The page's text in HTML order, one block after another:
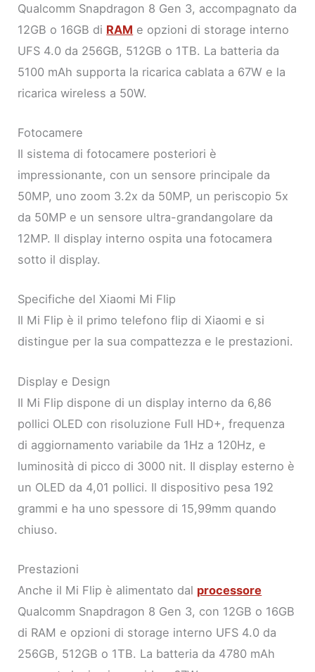
Qualcomm Snapdragon 8 Gen 3, accompagnato da
12GB o 16GB di RAM e opzioni di storage interno
UFS 4.0 da 256GB, 512GB o 1TB. La batteria da
5100 mAh supporta la ricarica cablata a 67W e la
ricarica wireless a 50W.
Fotocamere
Il sistema di fotocamere posteriori è
impressionante, con un sensore principale da
50MP, uno zoom 3.2x da 50MP, un periscopio 5x
da 50MP e un sensore ultra-grandangolare da
12MP. Il display interno ospita una fotocamera
sotto il display.
Specifiche del Xiaomi Mi Flip
Il Mi Flip è il primo telefono flip di Xiaomi e si
distingue per la sua compattezza e le prestazioni.
Display e Design
Il Mi Flip dispone di un display interno da 6,86
pollici OLED con risoluzione Full HD+, frequenza
di aggiornamento variabile da 1Hz a 120Hz, e
luminosità di picco di 3000 nit. Il display esterno è
un OLED da 4,01 pollici. Il dispositivo pesa 192
grammi e ha uno spessore di 15,99mm quando
chiuso.
Prestazioni
Anche il Mi Flip è alimentato dal processore
Qualcomm Snapdragon 8 Gen 3, con 12GB o 16GB
di RAM e opzioni di storage interno UFS 4.0 da
256GB, 512GB o 1TB. La batteria da 4780 mAh